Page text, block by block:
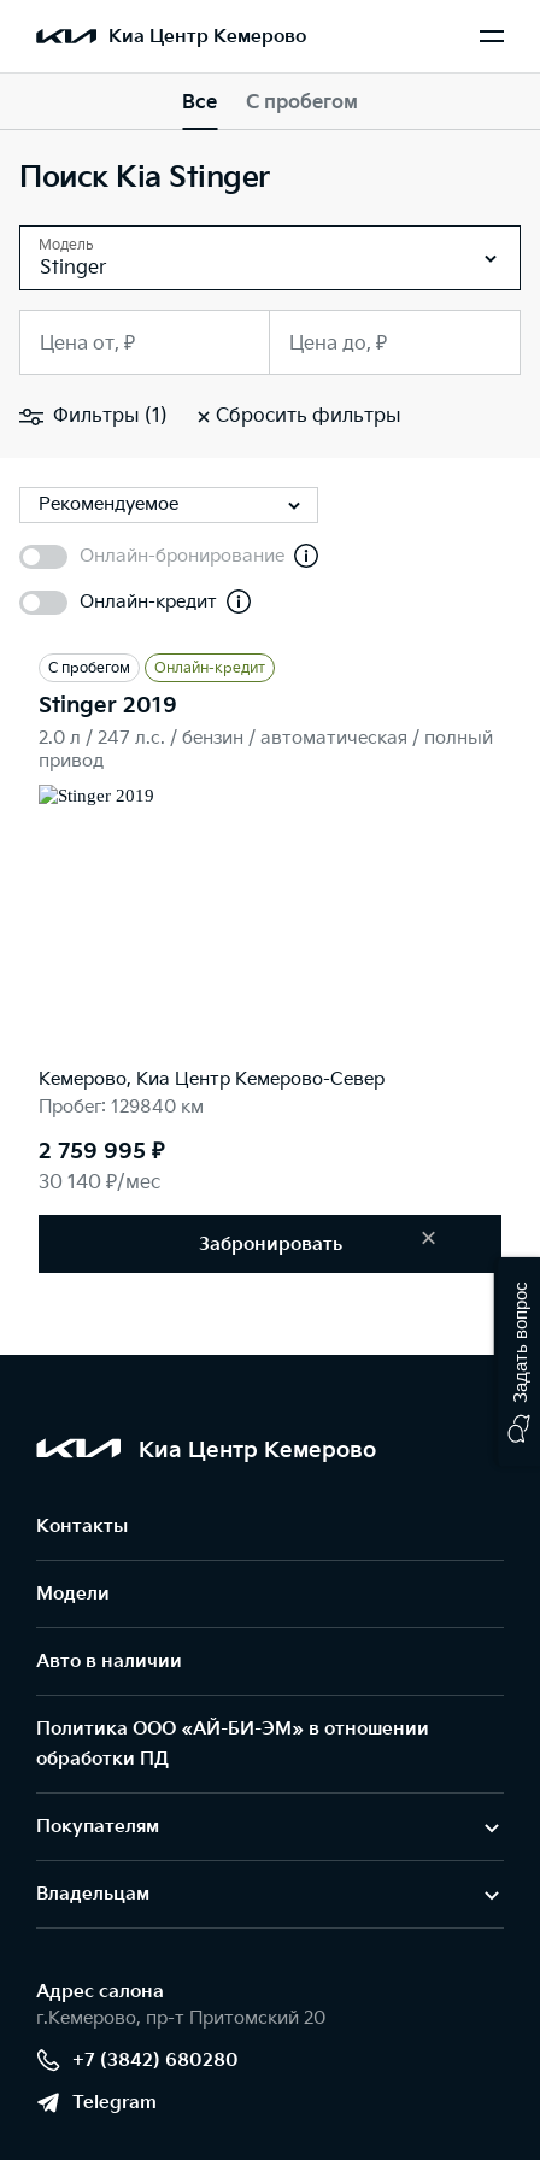
Киа Центр Кемерово
Все С пробегом
Поиск Kia Stinger
Модель
Stinger
Цена от, ₽ Цена до, ₽
Фильтры (1) Сбросить фильтры
Рекомендуемое
Онлайн-бронирование
Онлайн-кредит
С пробегом Онлайн-кредит
Stinger 2019
2.0 л / 247 л.c. / бензин / автоматическая / полный
привод
Кемерово, Киа Центр Кемерово-Север
Пробег: 129840 км
2 759 995 ₽
30 140 ₽/мес
Забронировать
Киа Центр Кемерово
Контакты
Модели
Авто в наличии
Политика ООО «АЙ-БИ-ЭМ» в отношении
обработки ПД
Покупателям
Владельцам
Адрес салонa
г.Кемерово, пр-т Притомский 20
+7 (3842) 680280
Telegram
Задать вопрос
×